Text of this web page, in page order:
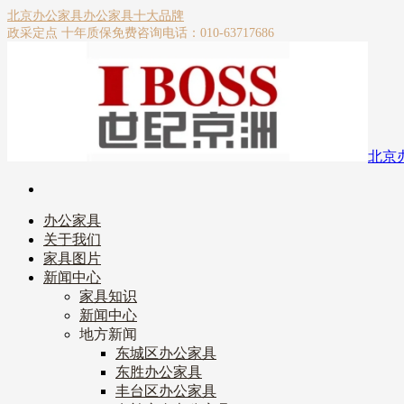
北京办公家具办公家具十大品牌
政采定点 十年质保免费咨询电话：010-63717686
北京
办公家具
关于我们
家具图片
新闻中心
家具知识
新闻中心
地方新闻
东城区办公家具
东胜办公家具
丰台区办公家具